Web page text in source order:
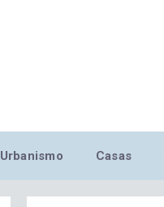
Urbanismo Casas